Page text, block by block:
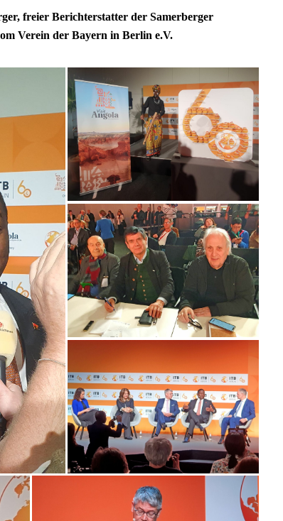
freier Berichterstatter der Samerberger
Verein der Bayern in Berlin e.V.